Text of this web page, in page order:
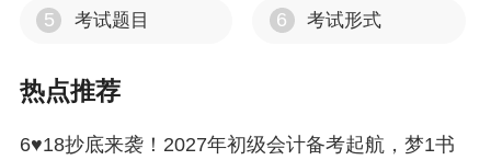
5 考试题目 6 考试形式
热点推荐
6♥18抄底来袭！2027年初级会计备考起航，梦1书